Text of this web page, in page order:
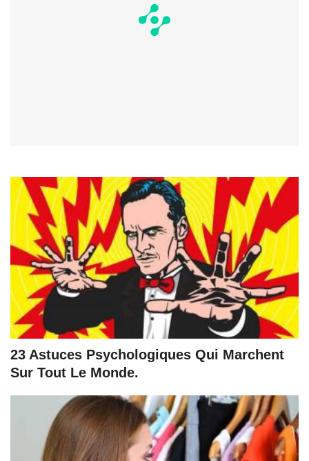
23 Astuces Psychologiques Qui Marchent
Sur Tout Le Monde.